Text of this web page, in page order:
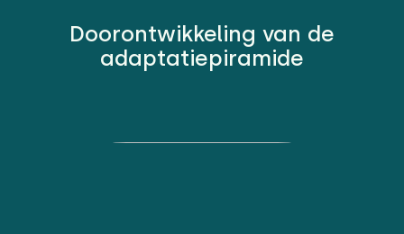
Doorontwikkeling van de
adaptatiepiramide